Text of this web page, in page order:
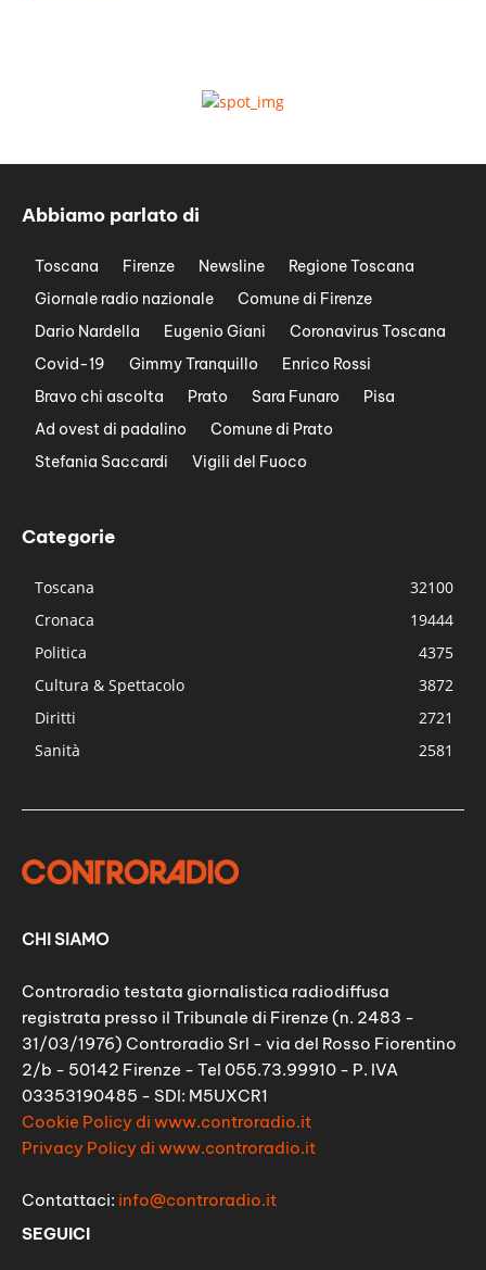
Abbiamo parlato di
Toscana Firenze Newsline
Regione Toscana
Giornale radio nazionale
Comune di Firenze
Dario Nardella
Eugenio Giani
Coronavirus Toscana
Covid-19
Gimmy Tranquillo
Enrico Rossi
Bravo chi ascolta
Prato Sara Funaro
Pisa
Ad ovest di padalino
Comune di Prato
Stefania Saccardi
Vigili del Fuoco
Categorie
Toscana
32100
Cronaca
19444
Politica
4375
Cultura & Spettacolo
3872
Diritti
2721
Sanità
2581
CHI SIAMO
Controradio testata giornalistica radiodiffusa
registrata presso il Tribunale di Firenze (n. 2483 -
31/03/1976) Controradio Srl - via del Rosso Fiorentino
2/b - 50142 Firenze - Tel 055.73.99910 - P. IVA
03353190485 - SDI: M5UXCR1
Cookie Policy di www.controradio.it
Privacy Policy di www.controradio.it
Contattaci: info@controradio.it
SEGUICI